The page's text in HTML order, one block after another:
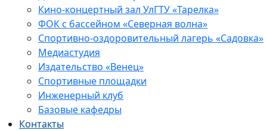
Кино-концертный зал УлГТУ «Тарелка»
ФОК с бассейном «Северная волна»
Спортивно-оздоровительный лагерь «Садовка»
Медиастудия
Издательство «Венец»
Спортивные площадки
Инженерный клуб
Базовые кафедры
Контакты